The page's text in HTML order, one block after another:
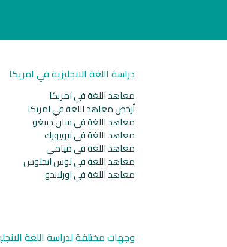
دراسة اللغة الانجليزية في امريكا
معاهد اللغة في امريكا
أرخص معاهد اللغة في امريكا
معاهد اللغة في سان دييغو
معاهد اللغة في نيويورك
معاهد اللغة في ميامي
معاهد اللغة في لوس انجلوس
معاهد اللغة في اورلاندو
وجهات مختلفة لدراسة اللغة